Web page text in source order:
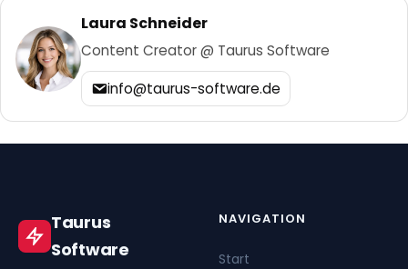
Laura Schneider
Content Creator @ Taurus Software
info@taurus-software.de
Taurus
Software
NAVIGATION
Start